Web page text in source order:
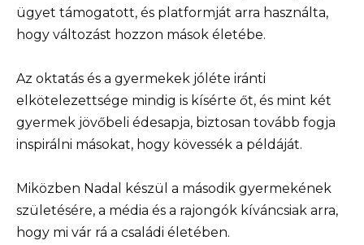
ügyet támogatott, és platformját arra használta,
hogy változást hozzon mások életébe.
Az oktatás és a gyermekek jóléte iránti
elkötelezettsége mindig is kísérte őt, és mint két
gyermek jövőbeli édesapja, biztosan tovább fogja
inspirálni másokat, hogy kövessék a példáját.
Miközben Nadal készül a második gyermekének
születésére, a média és a rajongók kíváncsiak arra,
hogy mi vár rá a családi életében.